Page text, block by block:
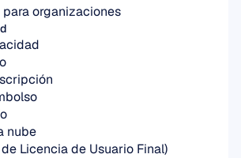
organizaciones
nube
Licencia de Usuario Final)